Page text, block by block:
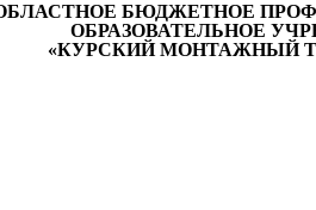
БЮДЖЕТНОЕ
ОБРАЗОВАТЕЛЬНОЕ
«КУРСКИЙ МОНТАЖНЫЙ